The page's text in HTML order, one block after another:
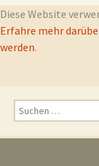
Diese Website
Erfahre mehr
werden.
Suchen
nach: